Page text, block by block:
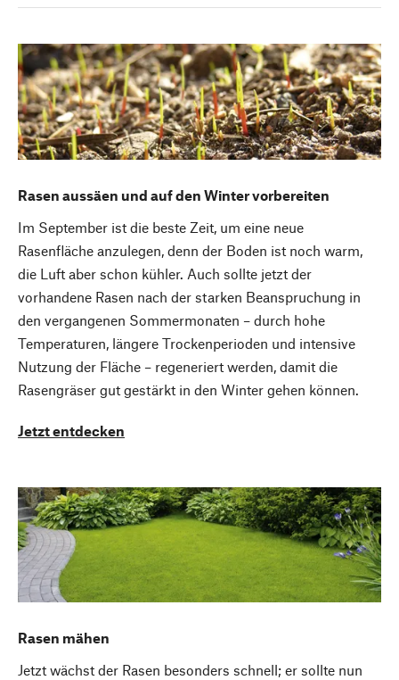
Rasen aussäen und auf den Winter vorbereiten
Im September ist die beste Zeit, um eine neue
Rasenfläche anzulegen, denn der Boden ist noch warm,
die Luft aber schon kühler. Auch sollte jetzt der
vorhandene Rasen nach der starken Beanspruchung in
den vergangenen Sommermonaten – durch hohe
Temperaturen, längere Trockenperioden und intensive
Nutzung der Fläche – regeneriert werden, damit die
Rasengräser gut gestärkt in den Winter gehen können.
Jetzt entdecken
Rasen mähen
Jetzt wächst der Rasen besonders schnell; er sollte nun